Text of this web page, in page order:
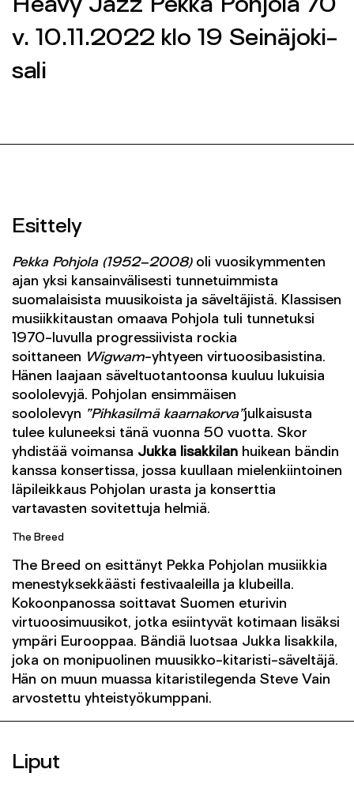
Heavy Jazz Pekka Pohjola 70
v. 10.11.2022 klo 19 Seinäjoki-
sali
Esittely
Pekka Pohjola (1952–2008)oli vuosikymmenten
ajan yksi kansainvälisesti tunnetuimmista
suomalaisista muusikoista ja säveltäjistä. Klassisen
musiikkitaustan omaava Pohjola tuli tunnetuksi
1970-luvulla progressiivista rockia
soittaneen Wigwam-yhtyeen virtuoosibasistina.
Hänen laajaan säveltuotantoonsa kuuluu lukuisia
soololevyjä. Pohjolan ensimmäisen
soololevyn ”Pihkasilmä kaarnakorva”julkaisusta
tulee kuluneeksi tänä vuonna 50 vuotta. Skor
yhdistää voimansa Jukka Iisakkilan huikean bändin
kanssa konsertissa, jossa kuullaan mielenkiintoinen
läpileikkaus Pohjolan urasta ja konserttia
vartavasten sovitettuja helmiä.
The Breed
The Breed on esittänyt Pekka Pohjolan musiikkia
menestyksekkäästi festivaaleilla ja klubeilla.
Kokoonpanossa soittavat Suomen eturivin
virtuoosimuusikot, jotka esiintyvät kotimaan lisäksi
ympäri Eurooppaa. Bändiä luotsaa Jukka Iisakkila,
joka on monipuolinen muusikko-kitaristi-säveltäjä.
Hän on muun muassa kitaristilegenda Steve Vain
arvostettu yhteistyökumppani.
Liput
Yhteys